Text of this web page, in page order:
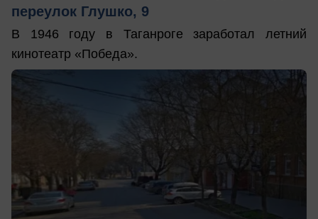
переулок Глушко, 9
В 1946 году в Таганроге заработал летний
кинотеатр «Победа».